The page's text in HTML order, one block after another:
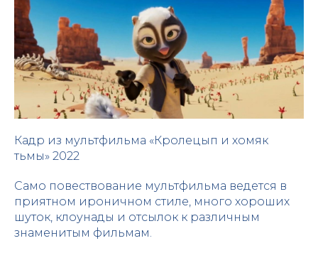
Кадр из мультфильма «Кролецып и хомяк
тьмы» 2022
Само повествование мультфильма ведется в
приятном ироничном стиле, много хороших
шуток, клоунады и отсылок к различным
знаменитым фильмам.